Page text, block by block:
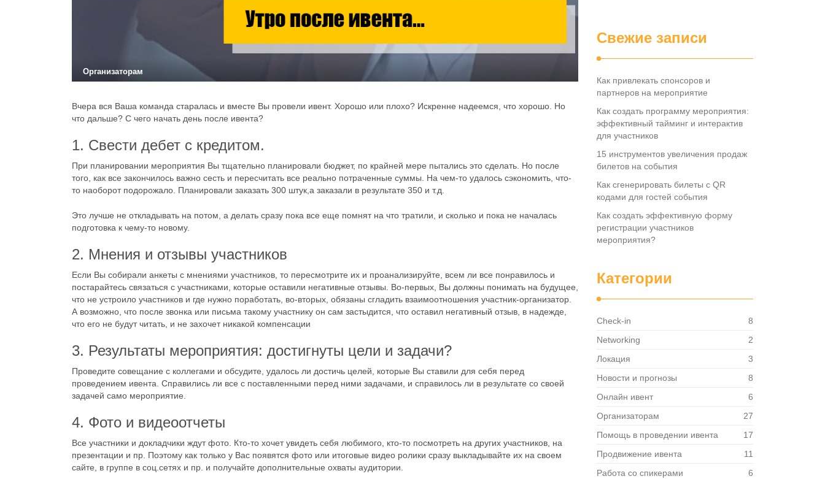
Организаторам
Вчера вся Ваша команда старалась и вместе Вы провели ивент. Хорошо или плохо? Искренне надеемся, что хорошо. Но
что дальше? С чего начать день после ивента?
1. Свести дебет с кредитом.
При планировании мероприятия Вы тщательно планировали бюджет, по крайней мере пытались это сделать. Но после
того, как все закончилось важно сесть и пересчитать все реально потраченные суммы. На чем-то удалось сэкономить, что-
то наоборот подорожало. Планировали заказать 300 штук,а заказали в результате 350 и т.д.
Это лучше не откладывать на потом, а делать сразу пока все еще помнят на что тратили, и сколько и пока не началась
подготовка к чему-то новому.
2. Мнения и отзывы участников
Если Вы собирали анкеты с мнениями участников, то пересмотрите их и проанализируйте, всем ли все понравилось и
постарайтесь связаться с участниками, которые оставили негативные отзывы. Во-первых, Вы должны понимать на будущее,
что не устроило участников и где нужно поработать, во-вторых, обязаны сгладить взаимоотношения участник-организатор.
А возможно, что после звонка или письма такому участнику он сам застыдится, что оставил негативный отзыв, в надежде,
что его не будут читать, и не захочет никакой компенсации
3. Результаты мероприятия: достигнуты цели и задачи?
Проведите совещание с коллегами и обсудите, удалось ли достичь целей, которые Вы ставили для себя перед
проведением ивента. Справились ли все с поставленными перед ними задачами, и справилось ли в результате со своей
задачей само мероприятие.
4. Фото и видеоотчеты
Все участники и докладчики ждут фото. Кто-то хочет увидеть себя любимого, кто-то посмотреть на других участников, на
презентации и пр. Поэтому как только у Вас появятся фото или итоговые видео ролики сразу выкладывайте их на своем
сайте, в группе в соц.сетях и пр. и получайте дополнительные охваты аудитории.
Свежие записи
Как привлекать спонсоров и
партнеров на мероприятие
Как создать программу мероприятия:
эффективный тайминг и интерактив
для участников
15 инструментов увеличения продаж
билетов на события
Как сгенерировать билеты с QR
кодами для гостей события
Как создать эффективную форму
регистрации участников
мероприятия?
Категории
Check-in
8
Networking
2
Локация
3
Новости и прогнозы
8
Онлайн ивент
6
Организаторам
27
Помощь в проведении ивента
17
Продвижение ивента
11
Работа со спикерами
6